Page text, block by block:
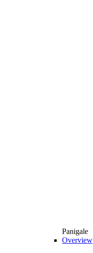
Panigale
Overview